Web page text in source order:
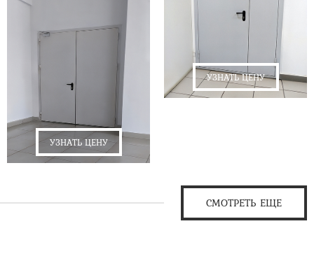
УЗНАТЬ ЦЕНУ
УЗНАТЬ ЦЕНУ
СМОТРЕТЬ ЕЩЕ